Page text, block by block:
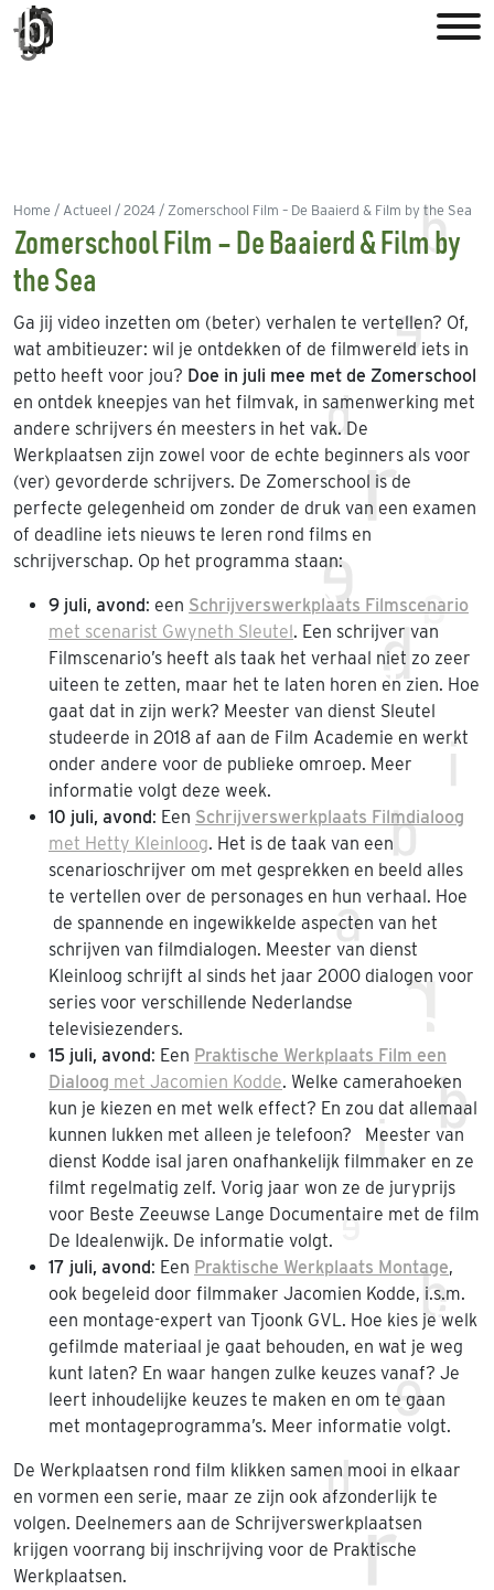
Home Actueel 2024 Zomerschool Film – De Baaierd & Film by the Sea
Zomerschool Film – De Baaierd & Film by
the Sea
Ga jij video inzetten om (beter) verhalen te vertellen? Of,
wat ambitieuzer: wil je ontdekken of de filmwereld iets in
petto heeft voor jou? Doe in juli mee met de Zomerschool
en ontdek kneepjes van het filmvak, in samenwerking met
andere schrijvers én meesters in het vak. De
Werkplaatsen zijn zowel voor de echte beginners als voor
(ver) gevorderde schrijvers. De Zomerschool is de
perfecte gelegenheid om zonder de druk van een examen
of deadline iets nieuws te leren rond films en
schrijverschap. Op het programma staan:
9 juli, avond: een Schrijverswerkplaats Filmscenario
met scenarist Gwyneth Sleutel. Een schrijver van
Filmscenario’s heeft als taak het verhaal niet zo zeer
uiteen te zetten, maar het te laten horen en zien. Hoe
gaat dat in zijn werk? Meester van dienst Sleutel
studeerde in 2018 af aan de Film Academie en werkt
onder andere voor de publieke omroep. Meer
informatie volgt deze week.
10 juli, avond: Een Schrijverswerkplaats Filmdialoog
met Hetty Kleinloog. Het is de taak van een
scenarioschrijver om met gesprekken en beeld alles
te vertellen over de personages en hun verhaal. Hoe
de spannende en ingewikkelde aspecten van het
schrijven van filmdialogen. Meester van dienst
Kleinloog schrijft al sinds het jaar 2000 dialogen voor
series voor verschillende Nederlandse
televisiezenders.
15 juli, avond: Een Praktische Werkplaats Film een
Dialoog met Jacomien Kodde. Welke camerahoeken
kun je kiezen en met welk effect? En zou dat allemaal
kunnen lukken met alleen je telefoon? Meester van
dienst Kodde isal jaren onafhankelijk filmmaker en ze
filmt regelmatig zelf. Vorig jaar won ze de juryprijs
voor Beste Zeeuwse Lange Documentaire met de film
De Idealenwijk. De informatie volgt.
17 juli, avond: Een Praktische Werkplaats Montage,
ook begeleid door filmmaker Jacomien Kodde, i.s.m.
een montage-expert van Tjoonk GVL. Hoe kies je welk
gefilmde materiaal je gaat behouden, en wat je weg
kunt laten? En waar hangen zulke keuzes vanaf? Je
leert inhoudelijke keuzes te maken en om te gaan
met montageprogramma’s. Meer informatie volgt.
De Werkplaatsen rond film klikken samen mooi in elkaar
en vormen een serie, maar ze zijn ook afzonderlijk te
volgen. Deelnemers aan de Schrijverswerkplaatsen
krijgen voorrang bij inschrijving voor de Praktische
Werkplaatsen.